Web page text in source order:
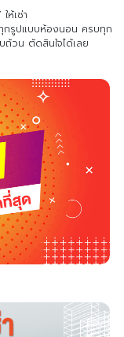
ห้เช่า
กรูปแบบห้องนอน ครบทุก
ถ้วน ตัดสินใจได้เลย